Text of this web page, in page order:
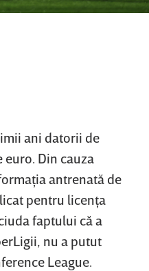
ani datorii de
euro. Din cauza
antrenată de
pentru licenţa
faptului că a
nu a putut
League.